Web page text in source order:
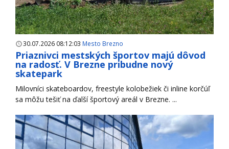
30.07.2026 08:12:03 Mesto Brezno
Priaznivci mestských športov majú dôvod
na radosť. V Brezne pribudne nový
skatepark
Milovníci skateboardov, freestyle kolobežiek či inline korčúľ
sa môžu tešiť na ďalší športový areál v Brezne. ...